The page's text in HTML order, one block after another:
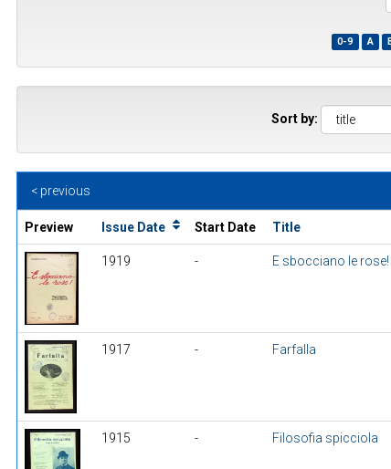
0-9 A
Sort by:
< previous
Preview Issue Date Start Date Title
1919 - E sbocciano le rose!
1917 - Farfalla
1915 - Filosofia spicciola